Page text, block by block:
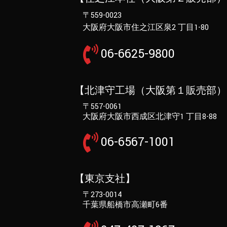
〒559-0023
大阪府大阪市住之江区泉2 丁目1-80
06-6625-9800
【北津守工場（大阪第１販売部
〒557-0061
大阪府大阪市西成区北津守1 丁目8-88
06-6567-1001
【東京支社】
〒273-0014
千葉県船橋市高瀬町6番